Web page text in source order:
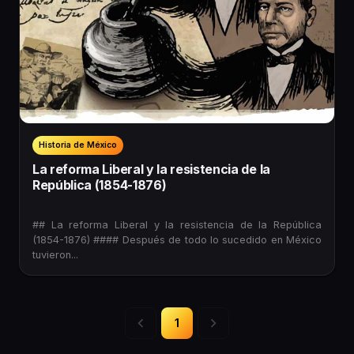
Historia de México
La reforma Liberal y la resistencia de la
República (1854-1876)
## La reforma Liberal y la resistencia de la República
(1854-1876) #### Después de todo lo sucedido en México
tuvieron...
1